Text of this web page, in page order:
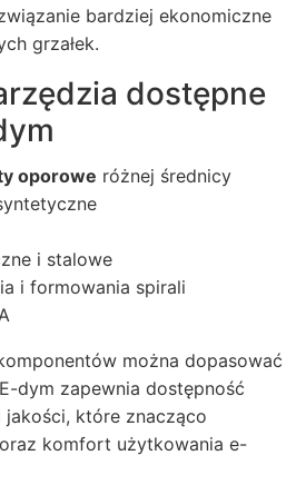
bardziej ekonomiczne
grzałek.
dostępne
oporowe różnej średnicy
i stalowe
i formowania spirali
można dopasować
dym zapewnia dostępność
które znacząco
komfort użytkowania e-